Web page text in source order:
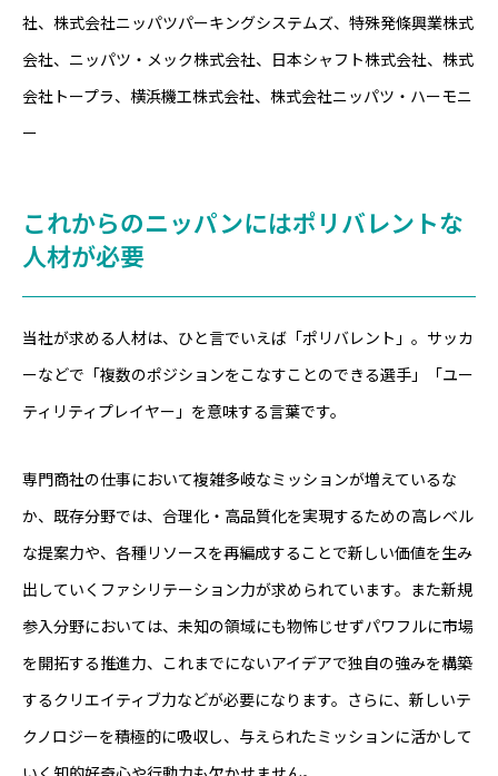
社、株式会社ニッパツパーキングシステムズ、特殊発條興業株式
会社、ニッパツ・メック株式会社、日本シャフト株式会社、株式
会社トープラ、横浜機工株式会社、株式会社ニッパツ・ハーモニ
ー
これからのニッパンにはポリバレントな
人材が必要
当社が求める人材は、ひと言でいえば「ポリバレント」。サッカ
ーなどで「複数のポジションをこなすことのできる選手」「ユー
ティリティプレイヤー」を意味する言葉です。
専門商社の仕事において複雑多岐なミッションが増えているな
か、既存分野では、合理化・高品質化を実現するための高レベル
な提案力や、各種リソースを再編成することで新しい価値を生み
出していくファシリテーション力が求められています。また新規
参入分野においては、未知の領域にも物怖じせずパワフルに市場
を開拓する推進力、これまでにないアイデアで独自の強みを構築
するクリエイティブ力などが必要になります。さらに、新しいテ
クノロジーを積極的に吸収し、与えられたミッションに活かして